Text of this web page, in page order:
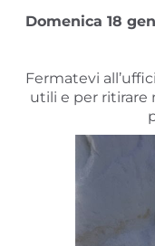
Domenica 18
Fermatevi
utili e per ritirare